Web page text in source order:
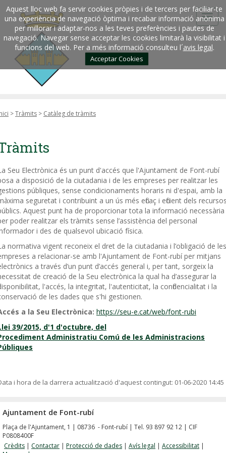
Aquest lloc web fa servir cookies pròpies i de tercers per faciliar-te
una experiència de navegació òptima i recabar informació anònima
per millorar i adaptar-nos a les teves preferències i pautes de
navegació. Navegar sense acceptar les cookies limitarà la visibilitat i
funcions del web. Per a més informació consulteu l´avis legal.
Acceptar Cookies
>Tràmits > Catàleg de tràmits
Seu Electrònica és un punt d'accés que l'Ajuntament de Font-rubí
a disposició de la ciutadania i de les empreses per realitzar les
públiques, sense condicionaments horaris ni d'espai, amb la
seguretat i contribuint a un ús més eficaç i eficient dels
Aquest punt ha de proporcionar tota la informació necessària
poder realitzar els tràmits sense l’assistència del personal
i des de qualsevol ubicació física.
normativa vigent reconeix el dret de la ciutadania i l’obligació de les
a relacionar-se amb l'Ajuntament de Font-rubí per mitjans
a través d’un punt d’accés general i, per tant, sorgeix la
de creació de la Seu electrònica la qual ha d’assegurar la
l'accés, la integritat, l'autenticitat, la confidencialitat i la
de les dades que s'hi gestionen.
a la Seu Electrònica: https://seu-e.cat/web/font-rubi
39/2015, d'1 d'octubre, del
Administratiu Comú de les Administracions
i hora de la darrera actualització d'aquest contingut: 01-06-2020 14:45
Ajuntament de Font-rubí
Plaça de l'Ajuntament, 1 | 08736 - Font-rubí | Tel. 93 897 92 12 | CIF
P0808400F
Crèdits | Contactar | Protecció de dades | Avís legal | Accessibilitat |